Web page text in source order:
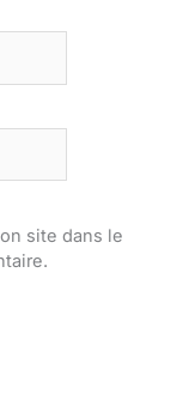
site dans le